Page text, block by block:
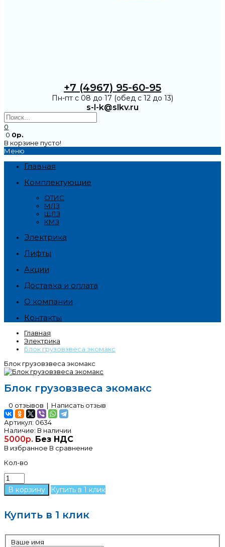
+7 (4967) 95-60-95
Пн-пт с 08 до 17 (обед с 12 до 13)
s-l-k@slkv.ru
0
0 0р.
В корзине пусто!
Меню
Главная
Комплектующие
ОТИС
МЛЗ
ЩЛЗ
КМЗ
Электрика
Лифты
Акции
Доставка и оплата
О компании
Контакты
Главная
Электрика
Блок грузовзвеса экомакс
Блок грузовзвеса экомакс
Блок грузовзвеса экомакс
0 отзывов | Написать отзыв
Артикул: 0634
Наличие: В наличии
5000р. Без НДС
В избранное В сравнение
Кол-во
Купить в 1 клик
Купить в 1 клик
Ваше имя